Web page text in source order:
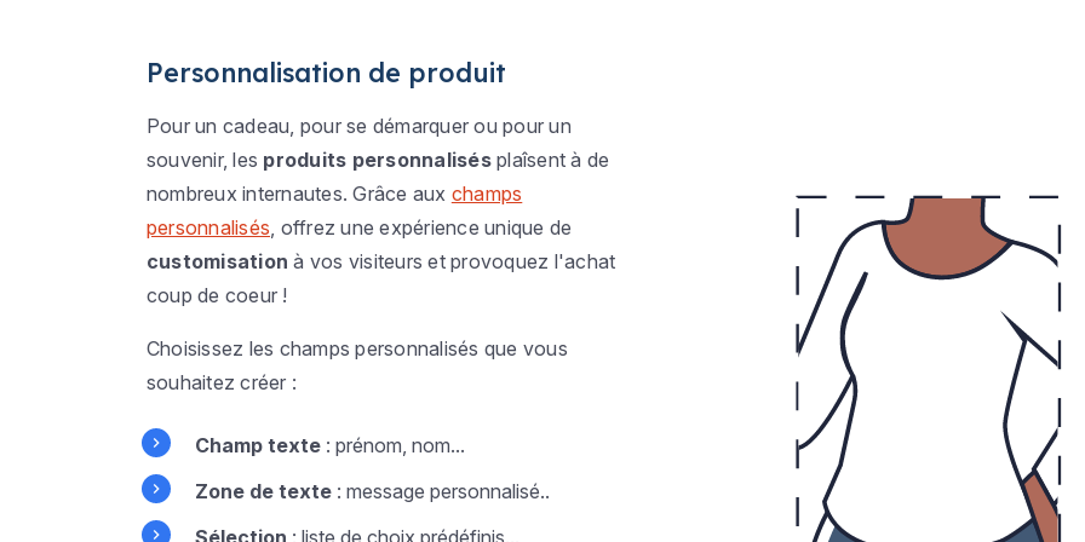
Personnalisation de produit
Pour un cadeau, pour se démarquer ou pour un
souvenir, les produits personnalisésplaîsent à de
nombreux internautes. Grâce aux champs
personnalisés, offrez une expérience unique de
customisation à vos visiteurs et provoquez l'achat
coup de coeur !
Choisissez les champs personnalisés que vous
souhaitez créer :
Champ texte: prénom, nom...
Zone de texte: message personnalisé..